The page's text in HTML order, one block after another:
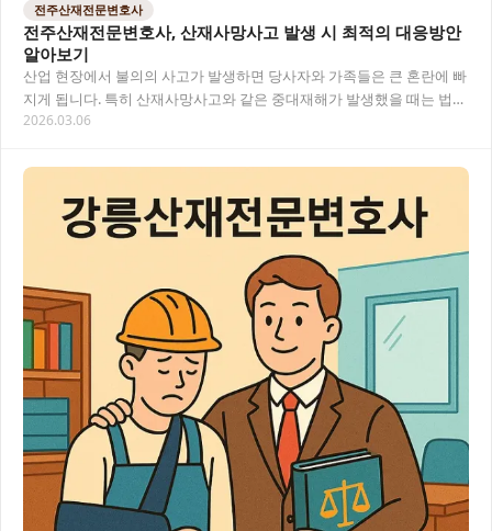
전주산재전문변호사
전주산재전문변호사, 산재사망사고 발생 시 최적의 대응방안
알아보기
산업 현장에서 불의의 사고가 발생하면 당사자와 가족들은 큰 혼란에 빠
지게 됩니다. 특히 산재사망사고와 같은 중대재해가 발생했을 때는 법적
대응과 보상 문제로 더욱 어려움을 겪게 되…
2026.03.06